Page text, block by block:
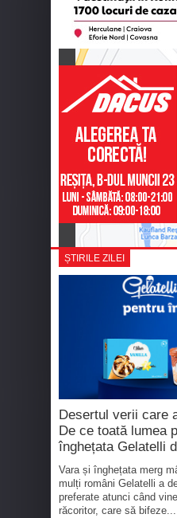
ȘTIRILE ZILEI
Desertul verii care
De ce toată lumea
înghețata Gelatelli
Vara și înghețata merg
mulți români Gelatelli a
preferate atunci când
răcoritor, care să bifeze...